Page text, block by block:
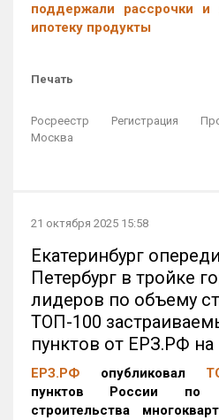
поддержали рассрочки
ипотеку продукты
Печать
Росреестр Регистрация
Москва
21 октября 2025 15:58
Екатеринбург
Петербург в тройке
лидеров по объему
ТОП-100
пунктов от ЕРЗ.РФ на
ЕРЗ.РФ опубликовал
пунктов России по
строительства